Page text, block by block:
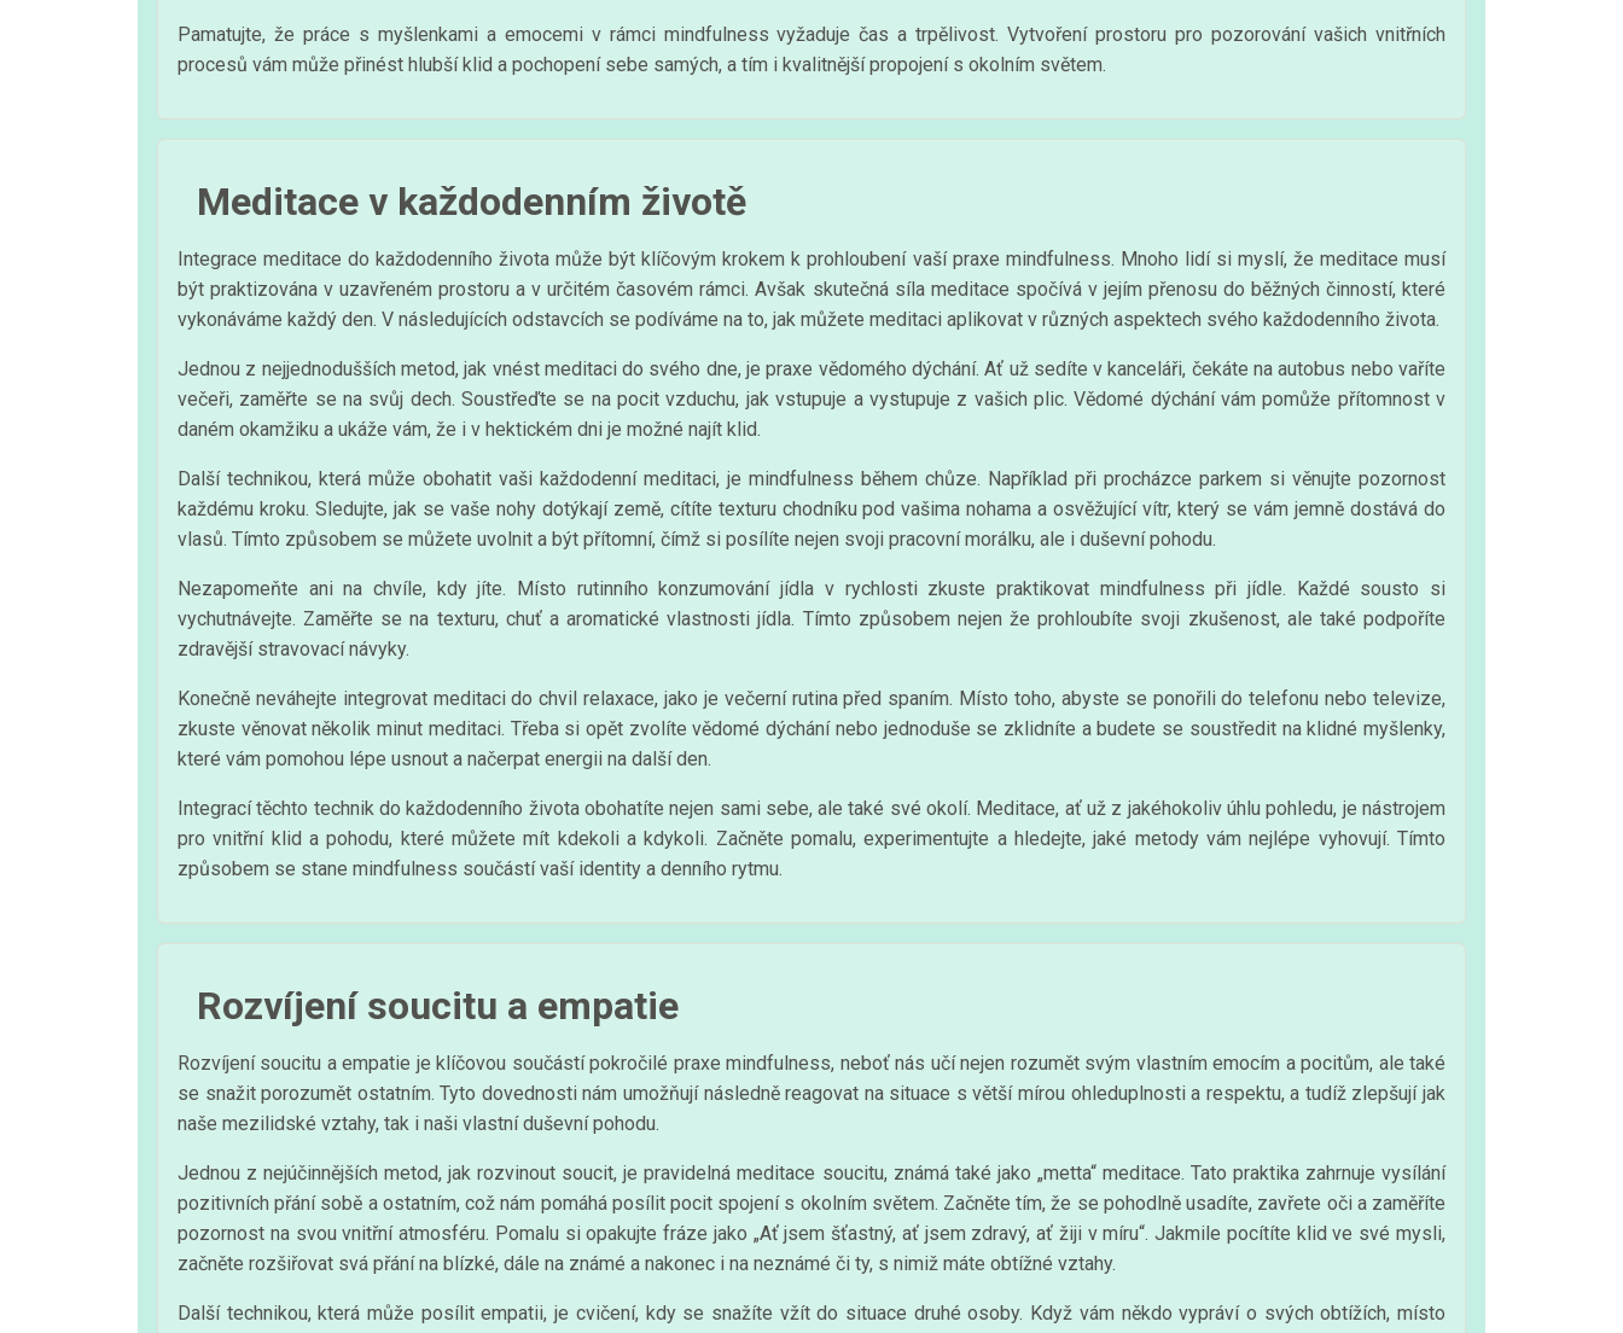
Pamatujte, že práce s myšlenkami a emocemi v rámci mindfulness vyžaduje čas a trpělivost. Vytvoření prostoru pro pozorování vašich vnitřních
procesů vám může přinést hlubší klid a pochopení sebe samých, a tím i kvalitnější propojení s okolním světem.
Meditace v každodenním životě
Integrace meditace do každodenního života může být klíčovým krokem k prohloubení vaší praxe mindfulness. Mnoho lidí si myslí, že meditace musí
být praktizována v uzavřeném prostoru a v určitém časovém rámci. Avšak skutečná síla meditace spočívá v jejím přenosu do běžných činností, které
vykonáváme každý den. V následujících odstavcích se podíváme na to, jak můžete meditaci aplikovat v různých aspektech svého každodenního života.
Jednou z nejjednodušších metod, jak vnést meditaci do svého dne, je praxe vědomého dýchání. Ať už sedíte v kanceláři, čekáte na autobus nebo vaříte
večeři, zaměřte se na svůj dech. Soustřeďte se na pocit vzduchu, jak vstupuje a vystupuje z vašich plic. Vědomé dýchání vám pomůže přítomnost v
daném okamžiku a ukáže vám, že i v hektickém dni je možné najít klid.
Další technikou, která může obohatit vaši každodenní meditaci, je mindfulness během chůze. Například při procházce parkem si věnujte pozornost
každému kroku. Sledujte, jak se vaše nohy dotýkají země, cítíte texturu chodníku pod vašima nohama a osvěžující vítr, který se vám jemně dostává do
vlasů. Tímto způsobem se můžete uvolnit a být přítomní, čímž si posílíte nejen svoji pracovní morálku, ale i duševní pohodu.
Nezapomeňte ani na chvíle, kdy jíte. Místo rutinního konzumování jídla v rychlosti zkuste praktikovat mindfulness při jídle. Každé sousto si
vychutnávejte. Zaměřte se na texturu, chuť a aromatické vlastnosti jídla. Tímto způsobem nejen že prohloubíte svoji zkušenost, ale také podpoříte
zdravější stravovací návyky.
Konečně neváhejte integrovat meditaci do chvil relaxace, jako je večerní rutina před spaním. Místo toho, abyste se ponořili do telefonu nebo televize,
zkuste věnovat několik minut meditaci. Třeba si opět zvolíte vědomé dýchání nebo jednoduše se zklidníte a budete se soustředit na klidné myšlenky,
které vám pomohou lépe usnout a načerpat energii na další den.
Integrací těchto technik do každodenního života obohatíte nejen sami sebe, ale také své okolí. Meditace, ať už z jakéhokoliv úhlu pohledu, je nástrojem
pro vnitřní klid a pohodu, které můžete mít kdekoli a kdykoli. Začněte pomalu, experimentujte a hledejte, jaké metody vám nejlépe vyhovují. Tímto
způsobem se stane mindfulness součástí vaší identity a denního rytmu.
Rozvíjení soucitu a empatie
Rozvíjení soucitu a empatie je klíčovou součástí pokročilé praxe mindfulness, neboť nás učí nejen rozumět svým vlastním emocím a pocitům, ale také
se snažit porozumět ostatním. Tyto dovednosti nám umožňují následně reagovat na situace s větší mírou ohleduplnosti a respektu, a tudíž zlepšují jak
naše mezilidské vztahy, tak i naši vlastní duševní pohodu.
Jednou z nejúčinnějších metod, jak rozvinout soucit, je pravidelná meditace soucitu, známá také jako „metta“ meditace. Tato praktika zahrnuje vysílání
pozitivních přání sobě a ostatním, což nám pomáhá posílit pocit spojení s okolním světem. Začněte tím, že se pohodlně usadíte, zavřete oči a zaměříte
pozornost na svou vnitřní atmosféru. Pomalu si opakujte fráze jako „Ať jsem šťastný, ať jsem zdravý, ať žiji v míru“. Jakmile pocítíte klid ve své mysli,
začněte rozšiřovat svá přání na blízké, dále na známé a nakonec i na neznámé či ty, s nimiž máte obtížné vztahy.
Další technikou, která může posílit empatii, je cvičení, kdy se snažíte vžít do situace druhé osoby. Když vám někdo vypráví o svých obtížích, místo